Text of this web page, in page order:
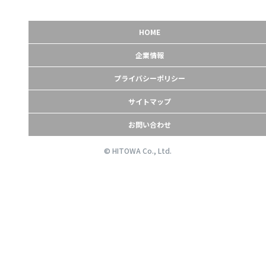
HOME
企業情報
プライバシーポリシー
サイトマップ
お問い合わせ
© HITOWA Co., Ltd.